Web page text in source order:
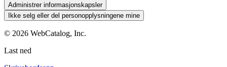
Administrer informasjonskapsler
Ikke selg eller del personopplysningene mine
© 2026 WebCatalog, Inc.
Last ned